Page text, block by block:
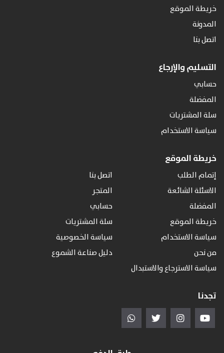
خريطة الموقع
المدونة
اتصل بنا
التسليم والإرجاع
حسابي
المفضلة
سلة المشتريات
سياسة الاستخدام
خريطة الموقع
إتمام الطلب
اتصل بنا
الاسئلة الشائعة
المتجر
المفضلة
حسابي
خريطة الموقع
سلة المشتريات
سياسة الاستخدام
سياسة الخصوصية
من نحن
دليل صناعة الشموع
سياسة الاسترجاع والاستبدال
تجدنا